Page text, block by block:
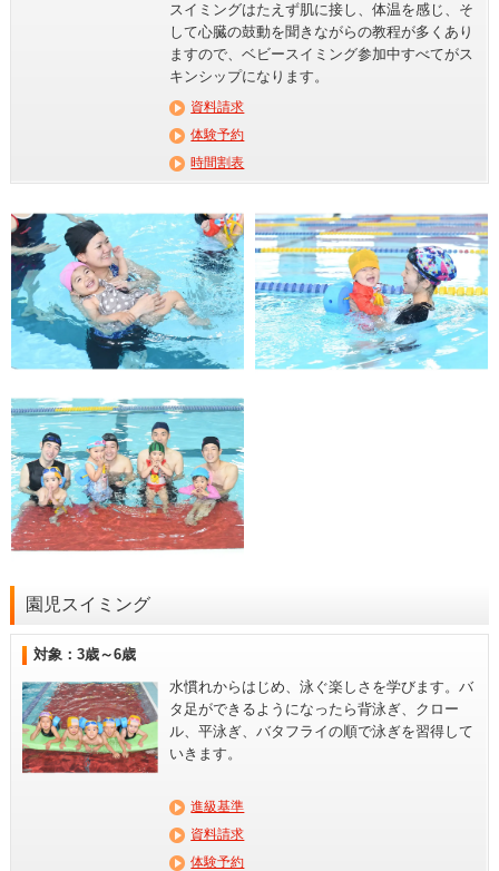
スイミングはたえず肌に接し、体温を感じ、そ
して心臓の鼓動を聞きながらの教程が多くあり
ますので、ベビースイミング参加中すべてがス
キンシップになります。
資料請求
体験予約
時間割表
園児スイミング
対象：3歳～6歳
水慣れからはじめ、泳ぐ楽しさを学びます。バ
タ足ができるようになったら背泳ぎ、クロー
ル、平泳ぎ、バタフライの順で泳ぎを習得して
いきます。
進級基準
資料請求
体験予約